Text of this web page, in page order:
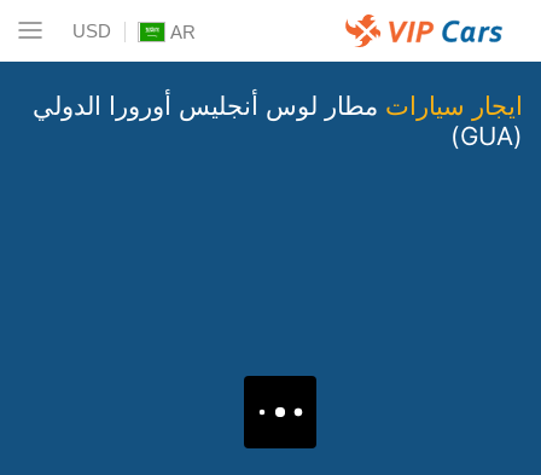
AR
USD
ايجار سيارات مطار لوس أنجليس أورورا الدولي
(GUA)